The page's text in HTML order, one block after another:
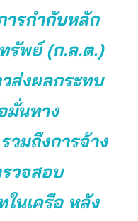
ารกำกับหลัก
รัพย์ (ก.ล.ต.)
ส่งผลกระทบ
มั่นทาง
วมถึงการจ้าง
วจสอบ
นเครือ หลัง